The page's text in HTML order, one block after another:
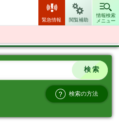
緊急情報 閲覧補助
情報検索
メニュー
検索の方法